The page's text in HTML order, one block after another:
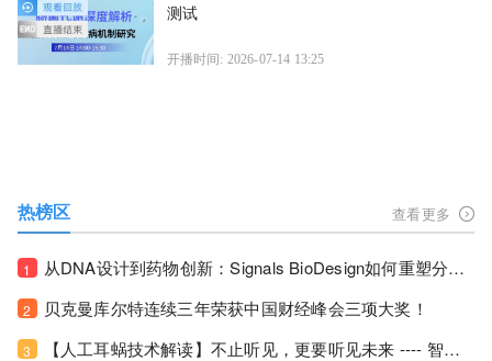
测试
开播时间: 2026-07-14 13:25
热榜区 查看更多
1 从DNA设计到药物创新：Signals BioDesign如何重塑分子生物学研发生态！
2 贝克曼库尔特连续三年荣获中国财经峰会三项大奖！
3 【人工耳蜗技术解读】不止听见，更要听见未来 ---- 智能耳蜗，开启人工耳蜗技术新纪元！